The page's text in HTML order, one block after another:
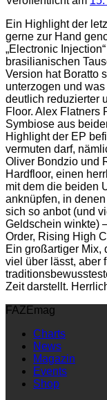
Ein Highlight der
gerne zur Hand
„Electronic
brasilianischen
Version hat Boratto
unterzogen und
deutlich reduzierter
Floor. Alex Flatners
Symbiose aus
Highlight der EP
vermuten darf,
Oliver Bondzio und
Hardfloor, einen
mit dem die beiden
anknüpfen, in
sich so anbot (und
Geldschein winkte)
Order, Rising High
Ein großartiger Mix,
viel über lässt, aber
Zeit darstellt.
FAZEmag
Charts
News
Magazin
Events
Shop